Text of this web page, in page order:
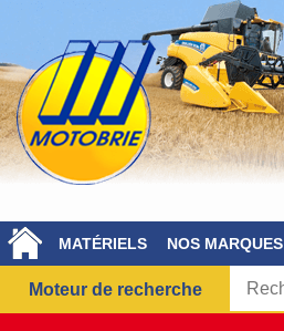
MATÉRIELS NOS MARQUES
Moteur de recherche